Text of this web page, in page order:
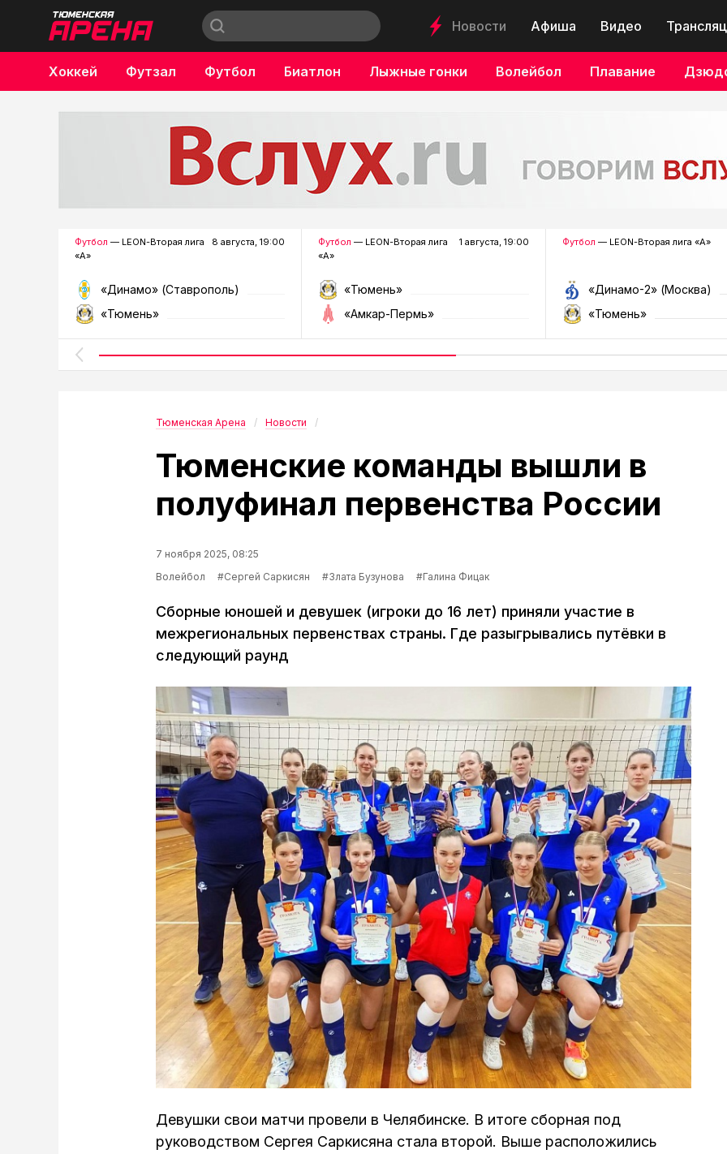
Новости Афиша Видео
Хоккей Футзал Футбол Биатлон Лыжные гонки Волейбол Плавание
Бокс
Футбол — LEON-Вторая лига
«А»
8 августа, 19:00
«Динамо» (Ставрополь)
«Тюмень»
Футбол — LEON-Вторая лига
«А»
1 августа, 19:00
«Тюмень»
«Амкар-Пермь»
Футбол — LEON-Вторая лига «А»
«Динамо-2» (Москва)
«Тюмень»
Тюменская Арена Новости
Тюменские команды вышли в
полуфинал первенства России
7 ноября 2025, 08:25
Волейбол
#Сергей Саркисян #Злата Бузунова #Галина Фицак
Сборные юношей и девушек (игроки до 16 лет) приняли участие в
межрегиональных первенствах страны. Где разыгрывались путёвки в
следующий раунд
Девушки свои матчи провели в Челябинске. В итоге сборная под
руководством Сергея Саркисяна стала второй. Выше расположились